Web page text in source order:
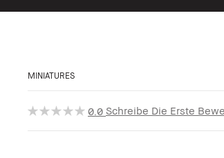
MINIATURES
0.0 Schreibe Die Erste